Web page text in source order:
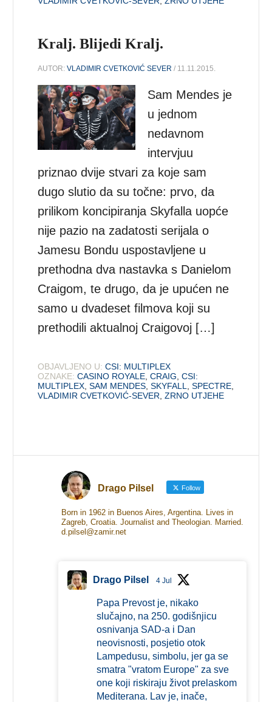
Kralj. Blijedi Kralj.
AUTOR:VLADIMIR CVETKOVIĆ SEVER / 11.11.2015.
Sam Mendes je
u jednom
nedavnom
intervjuu
priznao dvije stvari za koje sam
dugo slutio da su točne: prvo, da
prilikom koncipiranja Skyfalla uopće
nije pazio na zadatosti serijala o
Jamesu Bondu uspostavljene u
prethodna dva nastavka s Danielom
Craigom, te drugo, da je upućen ne
samo u dvadeset filmova koji su
prethodili aktualnoj Craigovoj […]
OBJAVLJENO U: CSI: MULTIPLEX
OZNAKE: CASINO ROYALE ,CRAIG ,CSI:
MULTIPLEX ,SAM MENDES ,SKYFALL ,SPECTRE
VLADIMIR CVETKOVIĆ-SEVER ,ZRNO UTJEHE
Drago Pilsel Follow
Born in 1962 in Buenos Aires, Argentina. Lives in
Zagreb, Croatia. Journalist and Theologian. Married.
d.pilsel@zamir.net
Drago Pilsel 4 Jul
Papa Prevost je, nikako
slučajno, na 250. godišnjicu
osnivanja SAD-a i Dan
neovisnosti, posjetio otok
Lampedusu, simbolu, jer ga se
smatra "vratom Europe" za sve
one koji riskiraju život prelaskom
Mediterana. Lav je, inače,